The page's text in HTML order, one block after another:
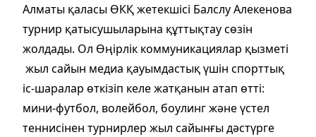
Алматы қаласы ӨКҚ жетекшісі Балслу Алекенова
турнир қатысушыларына құттықтау сөзін
жолдады. Ол Өңірлік коммуникациялар қызметі
жыл сайын медиа қауымдастық үшін спорттық
іс-шаралар өткізіп келе жатқанын атап өтті:
мини-футбол, волейбол, боулинг және үстел
теннисінен турнирлер жыл сайынғы дәстүрге